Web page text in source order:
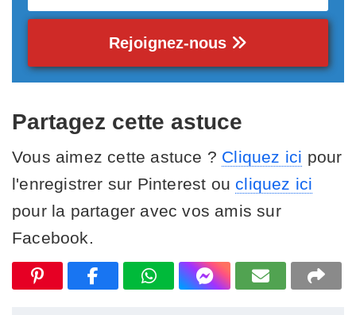
Rejoignez-nous
Partagez cette astuce
Vous aimez cette astuce ? Cliquez ici pour
l'enregistrer sur Pinterest ou cliquez ici
pour la partager avec vos amis sur
Facebook.